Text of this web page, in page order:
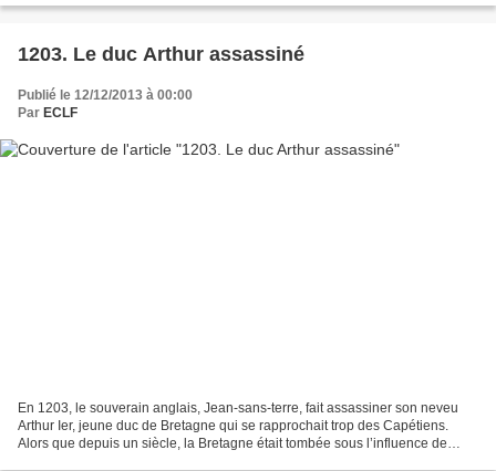
1203. Le duc Arthur assassiné
Publié le 12/12/2013 à 00:00
Par ECLF
En 1203, le souverain anglais, Jean-sans-terre, fait assassiner son neveu
Arthur Ier, jeune duc de Bretagne qui se rapprochait trop des Capétiens.
Alors que depuis un siècle, la Bretagne était tombée sous l’influence de